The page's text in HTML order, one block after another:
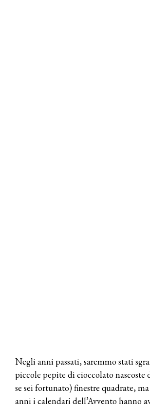
Negli anni passati, saremmo stati
piccole pepite di cioccolato nascoste
se sei fortunato) finestre quadrate,
anni i calendari dell’Avvento hanno